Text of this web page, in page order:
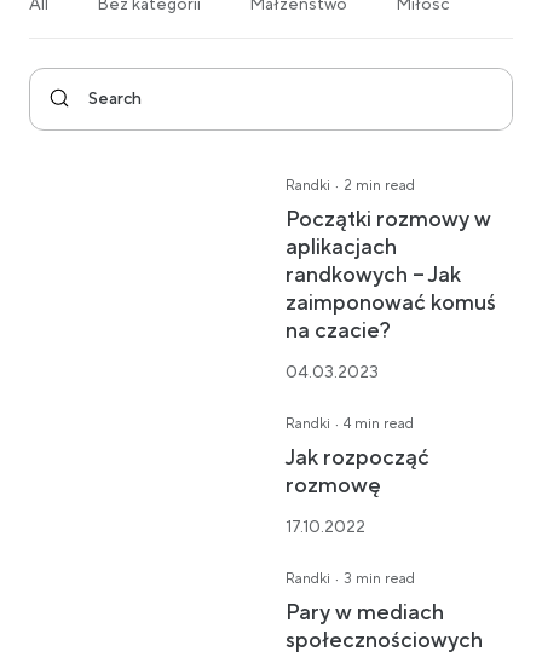
All Bez kategorii Małżeństwo Miłość
Randki · 2 min read
Początki rozmowy w
aplikacjach
randkowych – Jak
zaimponować komuś
na czacie?
04.03.2023
Randki · 4 min read
Jak rozpocząć
rozmowę
17.10.2022
Randki · 3 min read
Pary w mediach
społecznościowych